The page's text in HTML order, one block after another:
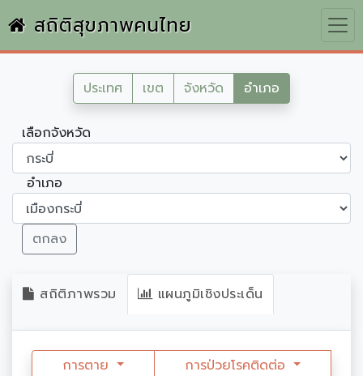
สถิติสุขภาพคนไทย
ประเทศ เขต จังหวัด อำเภอ
เลือกจังหวัด
อำเภอ
ตกลง
สถิติภาพรวม แผนภูมิเชิงประเด็น
การตาย
การป่วยโรคติดต่อ